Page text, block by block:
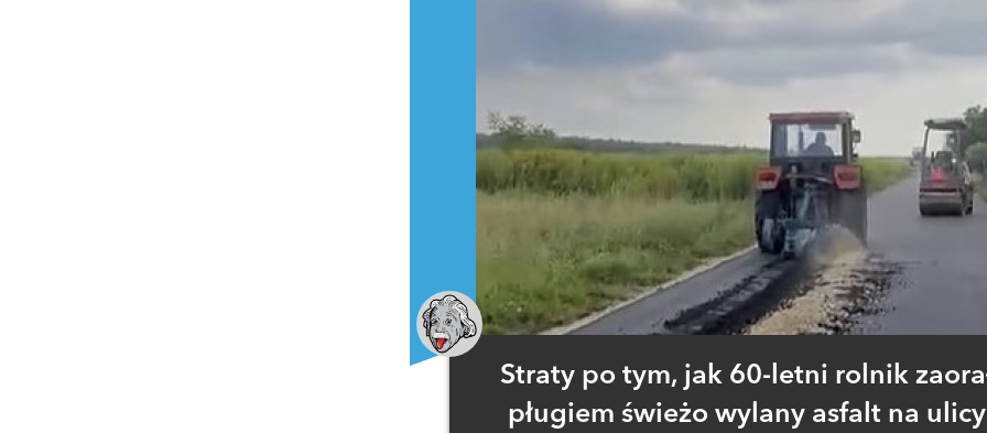
Straty po tym, jak 60-letni rolnik
pługiem świeżo wylany asfalt na ulicy